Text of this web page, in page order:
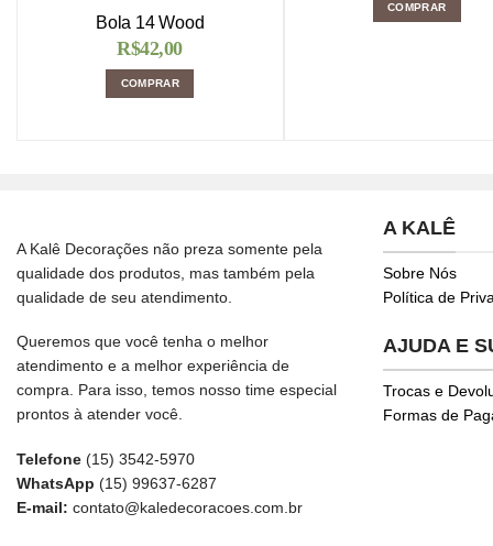
Bola 14 Wood
R$42,00
COMPRAR
COMPRAR
A Kalê Decorações não preza somente pela
qualidade dos produtos, mas também pela
qualidade de seu atendimento.
Queremos que você tenha o melhor
atendimento e a melhor experiência de
compra. Para isso, temos nosso time especial
prontos à atender você.
Telefone (15) 3542-5970
WhatsApp (15) 99637-6287
E-mail: contato@kaledecoracoes.com.br
A KALÊ
Sobre Nós
Política de
AJUDA E
Trocas e
Formas de